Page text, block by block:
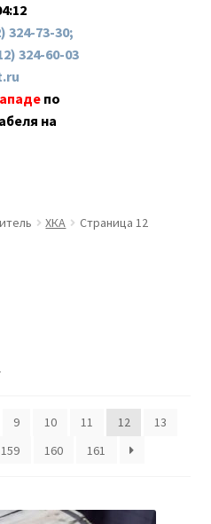
324-73-30;
324-60-03
по
на
ХКА Страница 12
9 10 11 12
13
159 160 161